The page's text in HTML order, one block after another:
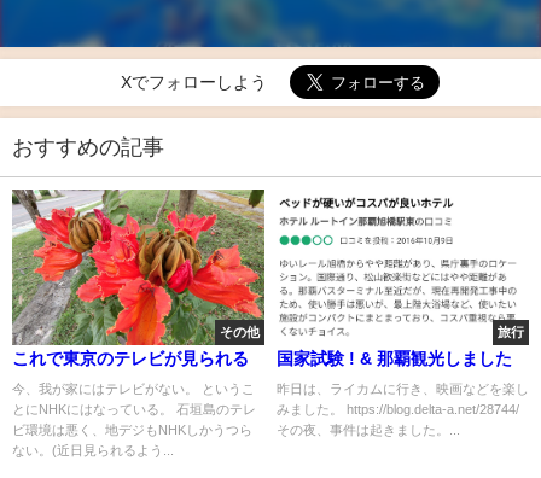
Xでフォローしよう
おすすめの記事
その他
これで東京のテレビが見られる
今、我が家にはテレビがない。 というこ
とにNHKにはなっている。 石垣島のテレ
ビ環境は悪く、地デジもNHKしかうつら
ない。(近日見られるよう...
旅行
国家試験 ! & 那覇観光しました
昨日は、ライカムに行き、映画などを楽し
みました。 https://blog.delta-a.net/28744/
その夜、事件は起きました。...